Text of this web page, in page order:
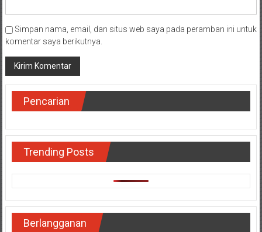
Simpan nama, email, dan situs web saya pada peramban ini untuk
komentar saya berikutnya.
Pencarian
Trending Posts
Berlangganan